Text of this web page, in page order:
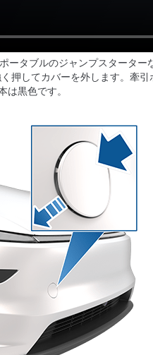
ータブルのジャンプスターター
押してカバーを外します。牽
は黒色です。